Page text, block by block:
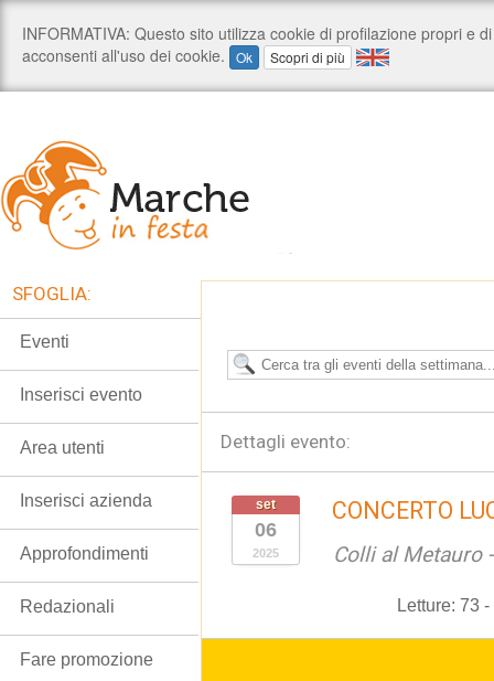
Dettagli evento:
set
06
2025
CONCERTO
Colli al Metauro
Letture: 73 -
SFOGLIA:
Eventi
Inserisci evento
Area utenti
Inserisci azienda
Approfondimenti
Redazionali
Fare promozione